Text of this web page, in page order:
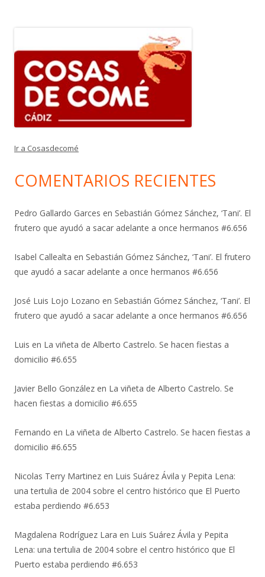
Ir a Cosasdecomé
COMENTARIOS RECIENTES
Pedro Gallardo Garces en Sebastián Gómez Sánchez, ‘Tani’. El
frutero que ayudó a sacar adelante a once hermanos #6.656
Isabel Callealta en Sebastián Gómez Sánchez, ‘Tani’. El frutero
que ayudó a sacar adelante a once hermanos #6.656
José Luis Lojo Lozano en Sebastián Gómez Sánchez, ‘Tani’. El
frutero que ayudó a sacar adelante a once hermanos #6.656
Luis en La viñeta de Alberto Castrelo. Se hacen fiestas a
domicilio #6.655
Javier Bello González en La viñeta de Alberto Castrelo. Se
hacen fiestas a domicilio #6.655
Fernando en La viñeta de Alberto Castrelo. Se hacen fiestas a
domicilio #6.655
Nicolas Terry Martinez en Luis Suárez Ávila y Pepita Lena:
una tertulia de 2004 sobre el centro histórico que El Puerto
estaba perdiendo #6.653
Magdalena Rodríguez Lara en Luis Suárez Ávila y Pepita
Lena: una tertulia de 2004 sobre el centro histórico que El
Puerto estaba perdiendo #6.653